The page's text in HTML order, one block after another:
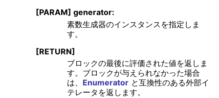
[PARAM] generator:
素数生成器のインスタンスを指定しま
す。
[RETURN]
ブロックの最後に評価された値を返しま
す。ブロックが与えられなかった場合
は、 Enumeratorと互換性のある外部イ
テレータを返します。